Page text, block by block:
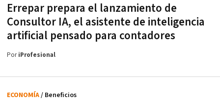
Errepar prepara el lanzamiento de
Consultor IA, el asistente de inteligencia
artificial pensado para contadores
PoriProfesional
ECONOMÍA/ Beneficios